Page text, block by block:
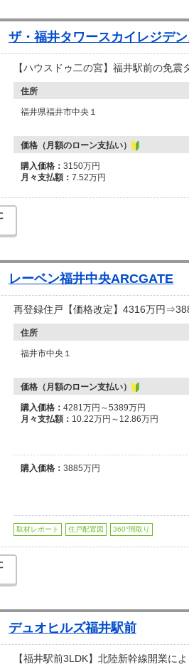
ザ・福井タワースカイレジデ
【ハウスドゥ二の宮】福井駅前の免
住所
福井県福井市中央１
価格（月額のローン支払い）
購入価格： 3150万円
月々支払額： 7.52万円
レーベン福井中央ARCGATE
再登録住戸【価格改定】4316万円
住所
福井市中央１
価格（月額のローン支払い）
購入価格： 4281万円～5389万円
月々支払額： 10.22万円～12.86万円
購入価格： 3885万円
取材レポート 住戸配置図 360°間取り
デュオヒルズ福井駅前
【福井駅前3LDK】北陸新幹線開業に